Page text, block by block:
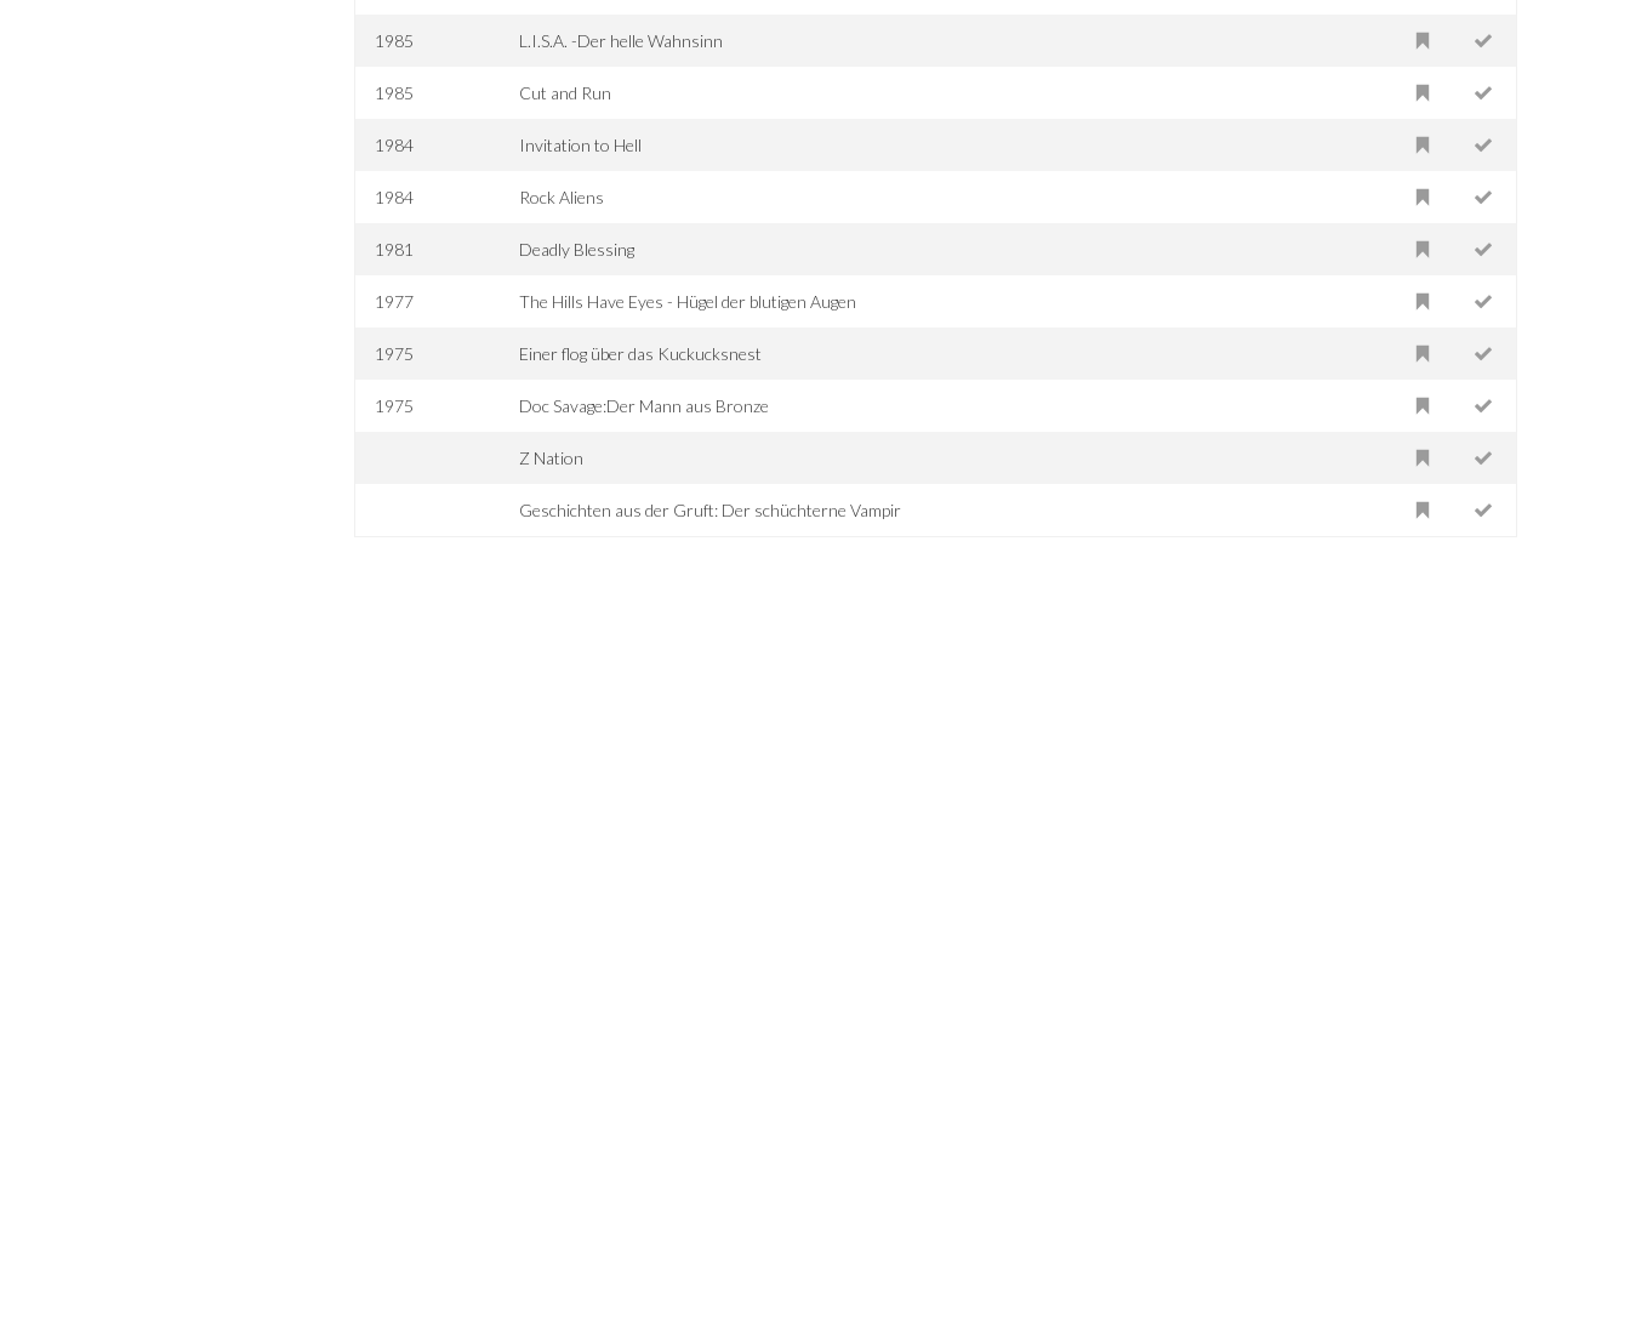
1985 L.I.S.A. -Der helle Wahnsinn
1985 Cut and Run
1984 Invitation to Hell
1984 Rock Aliens
1981 Deadly Blessing
1977 The Hills Have Eyes - Hügel der blutigen Augen
1975 Einer flog über das Kuckucksnest
1975 Doc Savage:Der Mann aus Bronze
Z Nation
Geschichten aus der Gruft: Der schüchterne Vampir